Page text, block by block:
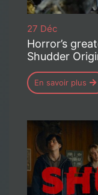
27 Déc
Horror’s
Shudder
En savoir plus